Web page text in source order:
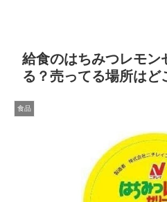
給食のはちみつレモン
る？売ってる場所はど
食品